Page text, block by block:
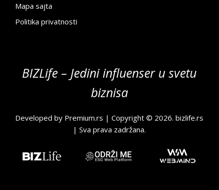
Mapa sajta
Politika privatnosti
BIZLife – Jedini influenser u svetu
biznisa
Developed by Premium.rs | Copyright © 2026.bizlife.rs
| Sva prava zadržana.